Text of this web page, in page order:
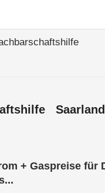
+ Gaspreise für